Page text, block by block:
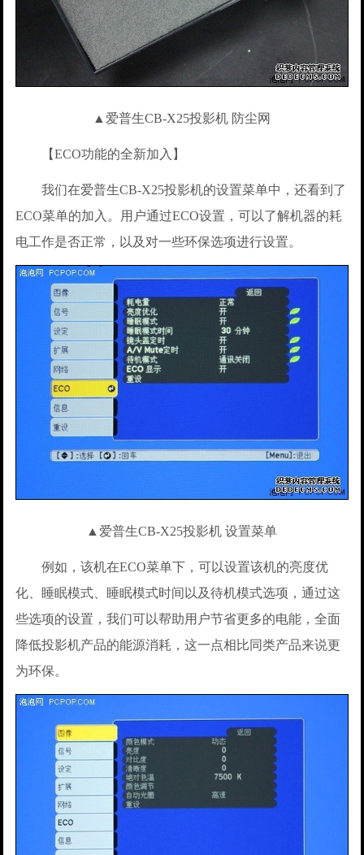
▲爱普生CB-X25投影机 防尘网
【ECO功能的全新加入】
我们在爱普生CB-X25投影机的设置菜单中，还看到了
ECO菜单的加入。用户通过ECO设置，可以了解机器的耗
电工作是否正常，以及对一些环保选项进行设置。
▲爱普生CB-X25投影机 设置菜单
例如，该机在ECO菜单下，可以设置该机的亮度优
化、睡眠模式、睡眠模式时间以及待机模式选项，通过这
些选项的设置，我们可以帮助用户节省更多的电能，全面
降低投影机产品的能源消耗，这一点相比同类产品来说更
为环保。